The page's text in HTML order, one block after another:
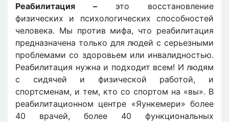
Реабилитация – это восстановление
физических и психологических способностей
человека. Мы против мифа, что реабилитация
предназначена только для людей с серьезными
проблемами со здоровьем или инвалидностью.
Реабилитация нужна и подходит всем! И людям
с сидячей и физической работой, и
спортсменам, и тем, кто со спортом на «вы». В
реабилитационном центре «Яункемери» более
40 врачей, более 40 функциональных